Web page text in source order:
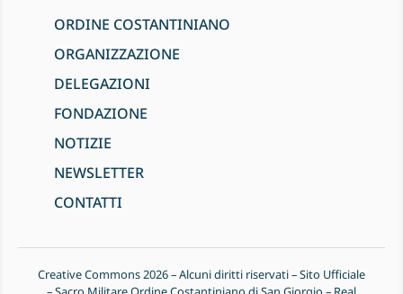
ORDINE COSTANTINIANO
ORGANIZZAZIONE
DELEGAZIONI
FONDAZIONE
NOTIZIE
NEWSLETTER
CONTATTI
Creative Commons 2026 – Alcuni diritti riservati – Sito Ufficiale